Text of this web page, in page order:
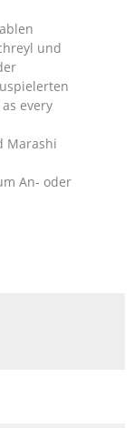
und
every
Marashi
An- oder